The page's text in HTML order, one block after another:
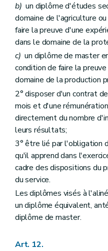
b) un diplôme d'études
domaine de l'agriculture
faire la preuve d'une
dans le domaine de la
c) un diplôme de master
condition de faire la
domaine de la production
2° disposer d'un contrat
mois et d'une
directement du nombre
leurs résultats;
3° être lié par l'obligation
qu'il apprend dans
cadre des dispositions du
du service.
Les diplômes visés à
un diplôme équivalent,
diplôme de master.
Art. 12.